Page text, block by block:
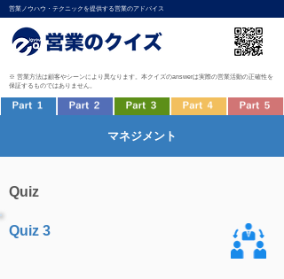
営業ノウハウ・テクニックを提供する営業のアドバイス
※ 営業方法は顧客やシーンにより異なります。本クイズのanswerは実際の営業活動の正確性を
保証するものではありません。
マネジメント
Quiz
Quiz 3